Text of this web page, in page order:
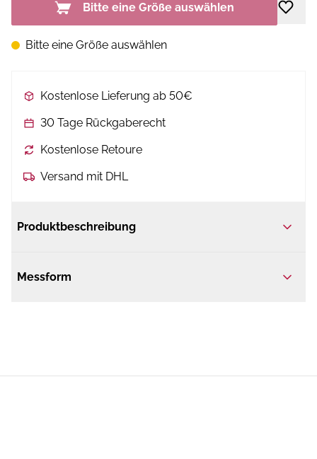
Bitte eine Größe auswählen
Bitte eine Größe auswählen
Kostenlose Lieferung ab 50€
30 Tage Rückgaberecht
Kostenlose Retoure
Versand mit DHL
Produktbeschreibung
Messform